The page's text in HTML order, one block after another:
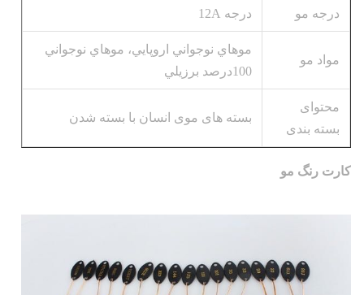
درجه مو درجه 12A
مواد مو
موهاي نوجواني اروپايي، موهاي نوجواني
100درصد برزيلي
محتوای
بسته بندی
بسته های موی انسان با بسته شدن
کارت رنگ مو